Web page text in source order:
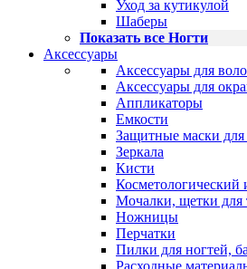
Уход за кутикулой
Шаберы
Показать все Ногти
Аксессуары
Аксессуары для
Аксессуары для
Аппликаторы
Емкости
Защитные маски для
Зеркала
Кисти
Косметологический
Мочалки, щетки для
Ножницы
Перчатки
Пилки для ногтей,